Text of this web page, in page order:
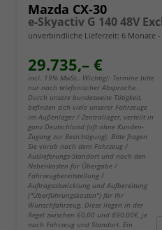
Mazda CX-30
e-Skyactiv G 140 48V
unverbindliche Lieferzeit: 6 Monate
29.735,– €
incl. 19% MwSt.. Wichtig!: Termine bitte
nur nach telefonischer Absprache.
Durch unsere bundesweite Tätigkeit,
befinden sich viele unserer Fahrzeuge
im Außenlager / Zentrallager, verteilt in
ganz Deutschland (oft ohne Kunden-
Zugang zur Besichtigung). Bitte fragen
Sie vorab nach dem Fahrzeug /
Auslieferungs-Standort und nach den
Nebenkosten für Übergabe /
Fahrzeugbereitstellung /
Auftragsabwicklung und Aufbereitung
("Überführungskosten") für Ihr
Wunschfahrzeug. Diese liegen in der
Regel zwischen 60,00 und 890,00€, je
nach Fahrzeug und Standort. Ein